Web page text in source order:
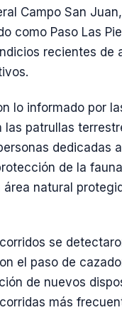
Campo San
como Paso Las
recientes de
lo informado por
las patrullas
dedicadas
de la
área natural
se
el paso de
de nuevos
más